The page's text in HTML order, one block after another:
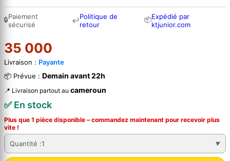
🔒Paiement
sécurisé
↩Politique de
retour
📦Expédié par
ktjunior.com
35 000
Livraison : Payante
📦 Prévue : Demain avant 22h
📍 Livraison partout au cameroun
✅ En stock
Plus que 1 pièce disponible – commandez maintenant pour recevoir plus
vite !
Quantité :1